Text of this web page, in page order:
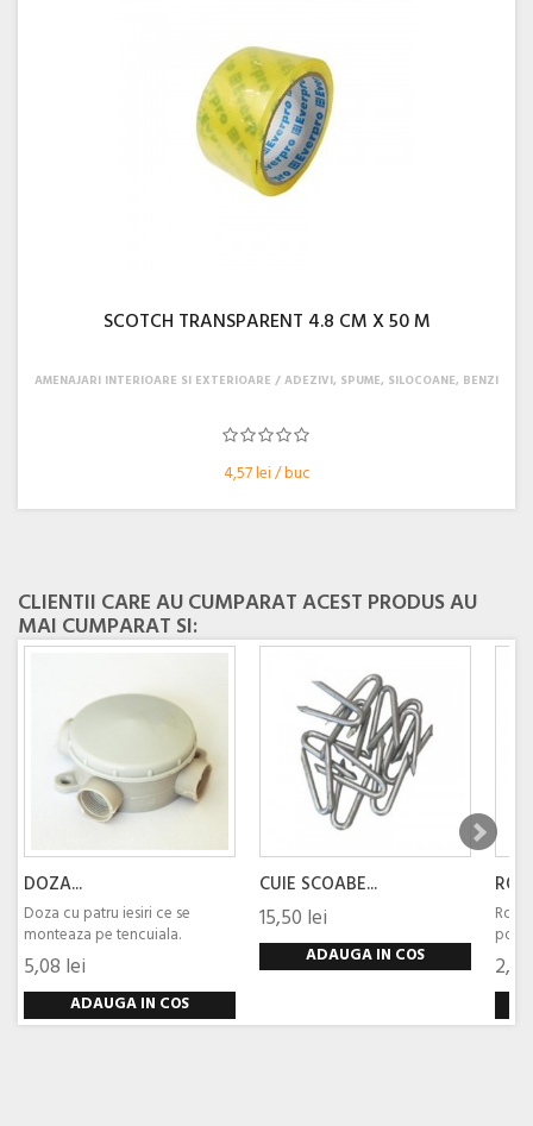
SCOTCH TRANSPARENT 4.8 CM X 50 M
4,57 lei / buc
AMENAJARI INTERIOARE SI EXTERIOARE ADEZIVI, SPUME, SILOCOANE, BENZI
CLIENTII CARE AU CUMPARAT ACEST PRODUS AU
MAI CUMPARAT SI:
DOZA...
Doza cu patru iesiri ce se
monteaza pe tencuiala.
5,08 lei
ADAUGA IN COS
CUIE SCOABE...
15,50 lei
ADAUGA IN COS
Rola